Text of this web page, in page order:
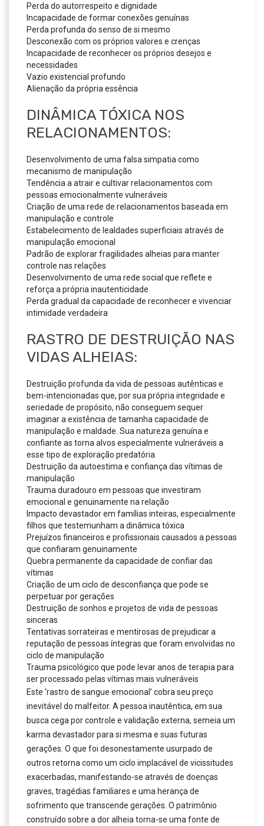
Perda do autorrespeito e dignidade
Incapacidade de formar conexões genuínas
Perda profunda do senso de si mesmo
Desconexão com os próprios valores e crenças
Incapacidade de reconhecer os próprios desejos e
necessidades
Vazio existencial profundo
Alienação da própria essência
DINÂMICA TÓXICA NOS
RELACIONAMENTOS:
Desenvolvimento de uma falsa simpatia como
mecanismo de manipulação
Tendência a atrair e cultivar relacionamentos com
pessoas emocionalmente vulneráveis
Criação de uma rede de relacionamentos baseada em
manipulação e controle
Estabelecimento de lealdades superficiais através de
manipulação emocional
Padrão de explorar fragilidades alheias para manter
controle nas relações
Desenvolvimento de uma rede social que reflete e
reforça a própria inautenticidade
Perda gradual da capacidade de reconhecer e vivenciar
intimidade verdadeira
RASTRO DE DESTRUIÇÃO NAS
VIDAS ALHEIAS:
Destruição profunda da vida de pessoas autênticas e
bem-intencionadas que, por sua própria integridade e
seriedade de propósito, não conseguem sequer
imaginar a existência de tamanha capacidade de
manipulação e maldade. Sua natureza genuína e
confiante as torna alvos especialmente vulneráveis a
esse tipo de exploração predatória
Destruição da autoestima e confiança das vítimas de
manipulação
Trauma duradouro em pessoas que investiram
emocional e genuinamente na relação
Impacto devastador em famílias inteiras, especialmente
filhos que testemunham a dinâmica tóxica
Prejuízos financeiros e profissionais causados a pessoas
que confiaram genuinamente
Quebra permanente da capacidade de confiar das
vítimas
Criação de um ciclo de desconfiança que pode se
perpetuar por gerações
Destruição de sonhos e projetos de vida de pessoas
sinceras
Tentativas sorrateiras e mentirosas de prejudicar a
reputação de pessoas íntegras que foram envolvidas no
ciclo de manipulação
Trauma psicológico que pode levar anos de terapia para
ser processado pelas vítimas mais vulneráveis
Este ‘rastro de sangue emocional’ cobra seu preço
inevitável do malfeitor. A pessoa inautêntica, em sua
busca cega por controle e validação externa, semeia um
karma devastador para si mesma e suas futuras
gerações. O que foi desonestamente usurpado de
outros retorna como um ciclo implacável de vicissitudes
exacerbadas, manifestando-se através de doenças
graves, tragédias familiares e uma herança de
sofrimento que transcende gerações. O patrimônio
construído sobre a dor alheia torna-se uma fonte de